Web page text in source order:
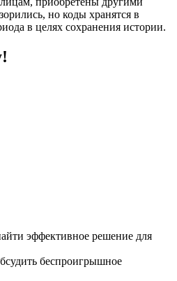
но коды хранятся в
в целях сохранения истории.
эффективное решение для
беспроигрышное